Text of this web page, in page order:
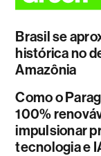
Brasil se
histórica no
Amazônia
Como o
100%
impulsionar
tecnologia e